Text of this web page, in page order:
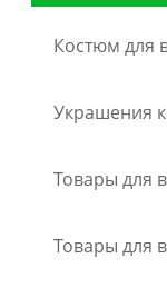
Костюм для
Украшения
Товары для
Товары для